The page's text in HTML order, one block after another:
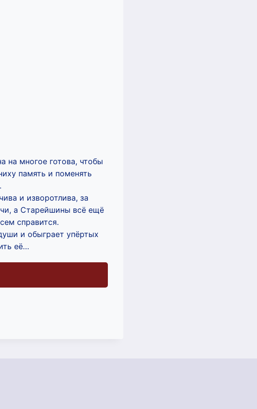
на многое готова, чтобы
память и поменять
и изворотлива, за
а Старейшины всё ещё
справится.
и обыграет упёртых
её…